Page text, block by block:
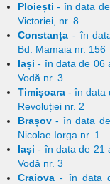
Ploiești - în data
Victoriei, nr. 8
Constanța - în
Bd. Mamaia nr. 156
Iași - în data de 06
Vodă nr. 3
Timișoara - în data
Revoluției nr. 2
Brașov - în data
Nicolae Iorga nr. 1
Iași - în data de 21
Vodă nr. 3
Craiova - în data